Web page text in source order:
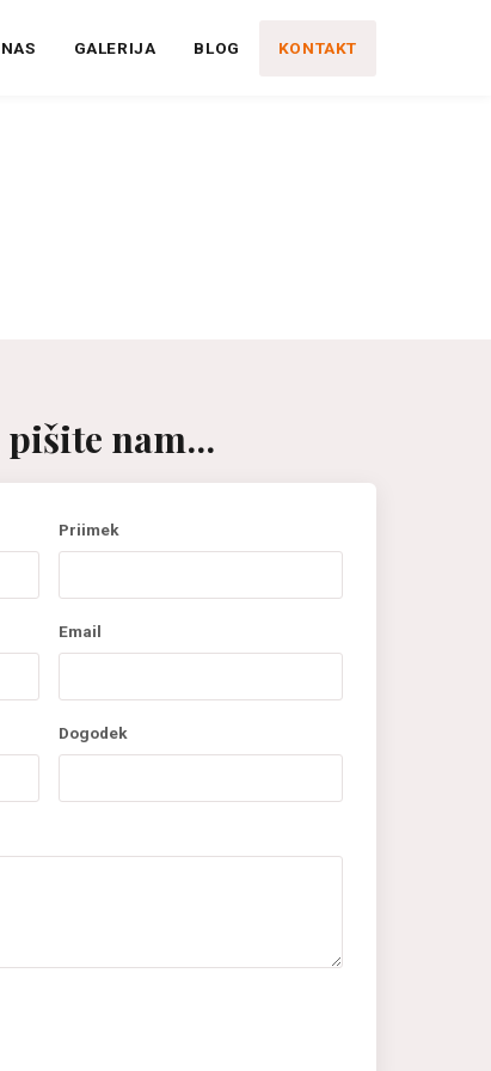
GALERIJA BLOG KONTAKT
nam...
Priimek
Email
Dogodek